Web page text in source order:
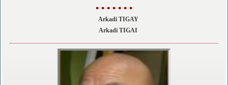
▪ ▪ ▪ ▪ ▪ ▪ ▪
Arkadi TIGAY
Arkadi TIGAI